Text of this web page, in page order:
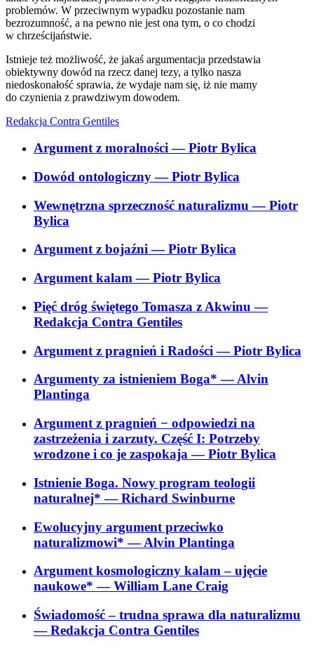
problemów. W przeciwnym wypadku pozostanie nam
bezrozumność, a na pewno nie jest ona tym, o co chodzi
w chrześcijaństwie.
Istnieje też możliwość, że jakaś argumentacja przedstawia
obiektywny dowód na rzecz danej tezy, a tylko nasza
niedoskonałość sprawia, że wydaje nam się, iż nie mamy
do czynienia z prawdziwym dowodem.
Redakcja Contra Gentiles
Argument z moralności— Piotr Bylica
Dowód ontologiczny— Piotr Bylica
Wewnętrzna sprzeczność naturalizmu— Piotr
Bylica
Argument z bojaźni— Piotr Bylica
Argument kalam— Piotr Bylica
Pięć dróg świętego Tomasza z Akwinu—
Redakcja Contra Gentiles
Argument z pragnień i Radości— Piotr Bylica
Argumenty za istnieniem Boga*— Alvin
Plantinga
Argument z pragnień − odpowiedzi na
zastrzeżenia i zarzuty. Część I: Potrzeby
wrodzone i co je zaspokaja— Piotr Bylica
Istnienie Boga. Nowy program teologii
naturalnej*— Richard Swinburne
Ewolucyjny argument przeciwko
naturalizmowi*— Alvin Plantinga
Argument kosmologiczny kalam – ujęcie
naukowe*— William Lane Craig
Świadomość – trudna sprawa dla naturalizmu
— Redakcja Contra Gentiles